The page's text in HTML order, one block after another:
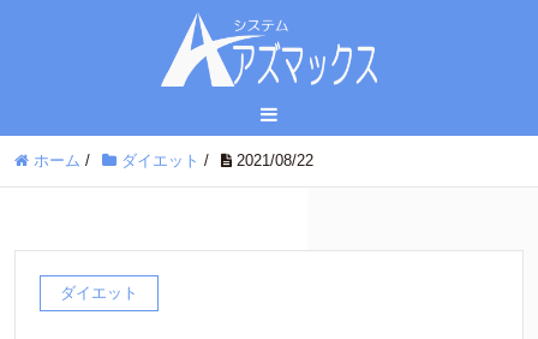
ホーム / ダイエット / 2021/08/22
ダイエット